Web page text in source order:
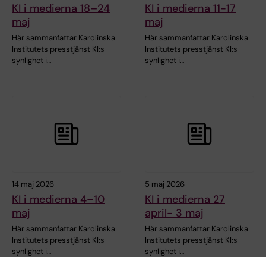
KI i medierna 18–24
maj
Här sammanfattar Karolinska
Institutets presstjänst KI:s
synlighet i…
KI i medierna 11-17
maj
Här sammanfattar Karolinska
Institutets presstjänst KI:s
synlighet i…
14 maj 2026
KI i medierna 4–10
maj
Här sammanfattar Karolinska
Institutets presstjänst KI:s
synlighet i…
5 maj 2026
KI i medierna 27
april- 3 maj
Här sammanfattar Karolinska
Institutets presstjänst KI:s
synlighet i…